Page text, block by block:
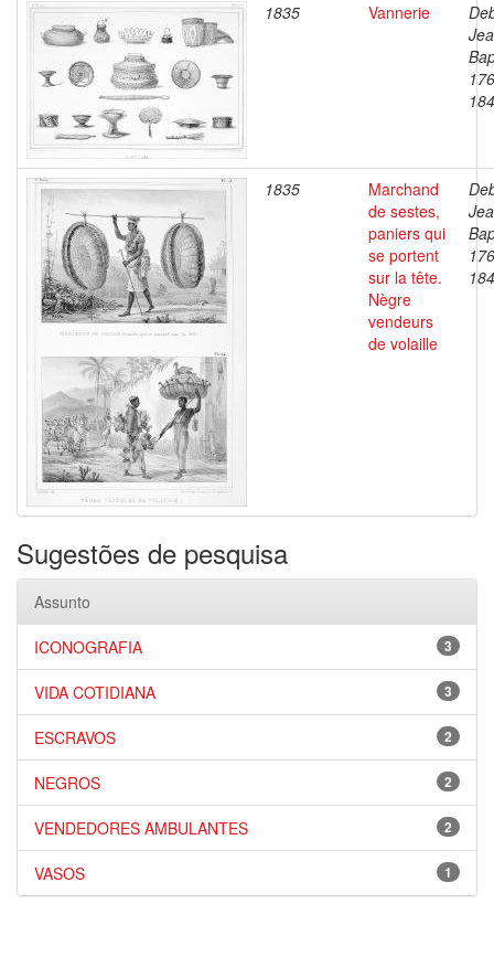
1835 Vannerie
1835
Marchand
de sestes,
paniers qui
se portent
sur la tête.
Nègre
vendeurs
de volaille
Sugestões de pesquisa
Assunto
3
ICONOGRAFIA
3
VIDA COTIDIANA
2
ESCRAVOS
2
NEGROS
2
VENDEDORES AMBULANTES
1
VASOS